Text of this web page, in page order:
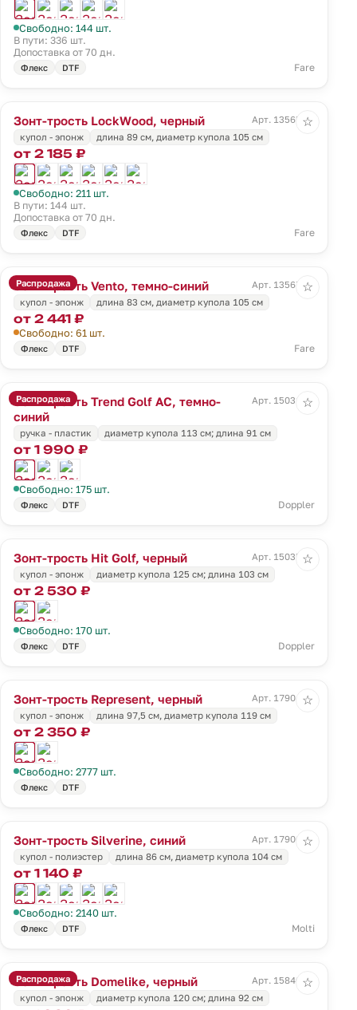
Свободно: 144 шт.
В пути: 336 шт.
Допоставка от 70 дн.
Флекс DTF Fare
Зонт-трость LockWood, черный
Арт. 13565.30
купол - эпонж
длина 89 см, диаметр купола 105 см
от 2 185 ₽
Свободно: 211 шт.
В пути: 144 шт.
Допоставка от 70 дн.
Флекс DTF Fare
☆
Распродажа
Зонт-трость Vento, темно-синий
Арт. 13567.40
купол - эпонж
длина 83 см, диаметр купола 105 см
от 2 441 ₽
Свободно: 61 шт.
Флекс DTF Fare
☆
Распродажа
Зонт-трость Trend Golf AC, темно-
синий
Арт. 15031.43
ручка - пластик диаметр купола 113 см; длина 91 см
от 1 990 ₽
Свободно: 175 шт.
Флекс DTF Doppler
☆
Зонт-трость Hit Golf, черный
Арт. 15035.30
купол - эпонж
диаметр купола 125 см; длина 103 см
от 2 530 ₽
Свободно: 170 шт.
Флекс DTF Doppler
☆
Зонт-трость Represent, черный
Арт. 17904.30
купол - эпонж
длина 97,5 см, диаметр купола 119 см
от 2 350 ₽
Свободно: 2777 шт.
Флекс DTF
☆
Зонт-трость Silverine, синий
Арт. 17906.40
купол - полиэстер
длина 86 см, диаметр купола 104 см
от 1 140 ₽
Свободно: 2140 шт.
Флекс DTF Molti
☆
Распродажа
Зонт-трость Domelike, черный
Арт. 15840.30
купол - эпонж
диаметр купола 120 см; длина 92 см
☆